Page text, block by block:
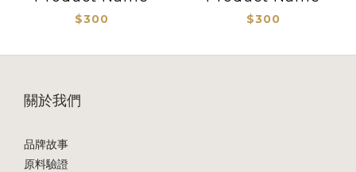
$300 $300
關於我們
品牌故事
原料驗證